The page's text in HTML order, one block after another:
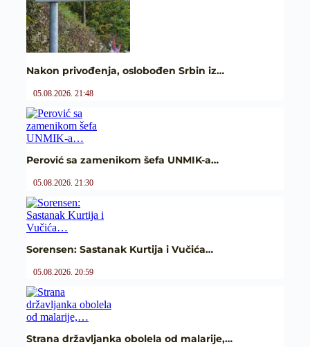
Nakon privođenja, oslobođen Srbin iz…
05.08.2026. 21:48
Perović sa zamenikom šefa UNMIK-a…
05.08.2026. 21:30
Sorensen: Sastanak Kurtija i Vučića…
05.08.2026. 20:59
Strana državljanka obolela od malarije,…